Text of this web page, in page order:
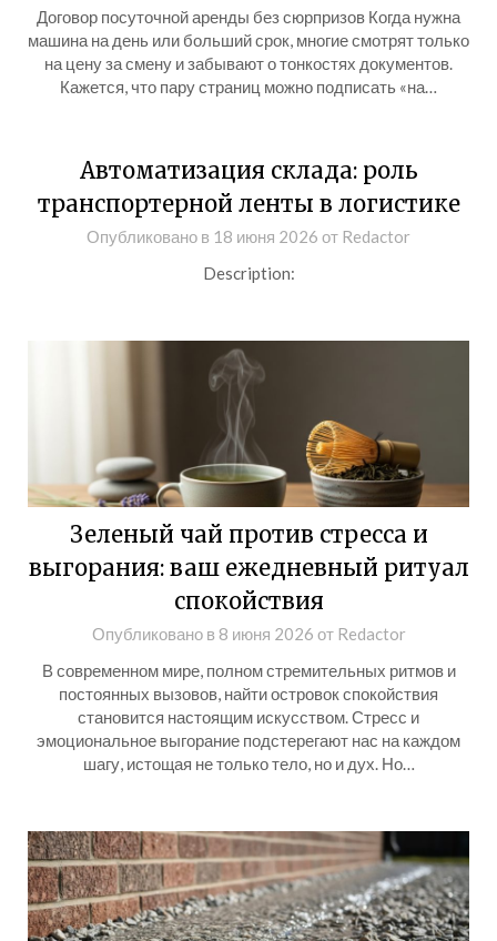
Договор посуточной аренды без сюрпризов Когда нужна
машина на день или больший срок, многие смотрят только
на цену за смену и забывают о тонкостях документов.
Кажется, что пару страниц можно подписать «на…
Автоматизация склада: роль
транспортерной ленты в логистике
Опубликовано в 18 июня 2026 от Redactor
Description:
Зеленый чай против стресса и
выгорания: ваш ежедневный ритуал
спокойствия
Опубликовано в 8 июня 2026 от Redactor
В современном мире, полном стремительных ритмов и
постоянных вызовов, найти островок спокойствия
становится настоящим искусством. Стресс и
эмоциональное выгорание подстерегают нас на каждом
шагу, истощая не только тело, но и дух. Но…